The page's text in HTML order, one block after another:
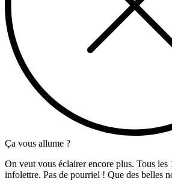
Ça vous allume ?
On veut vous éclairer encore plus. Tous les
infolettre. Pas de pourriel ! Que des belles